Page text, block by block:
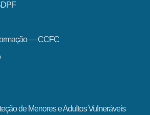
— CCFC
de Menores e Adultos Vulneráveis